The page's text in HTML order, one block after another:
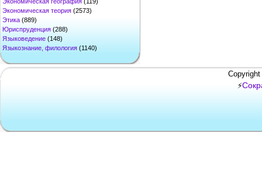
Экономическая теория (2573)
Этика (889)
Юриспруденция (288)
Языковедение (148)
Языкознание, филология (1140)
⚡